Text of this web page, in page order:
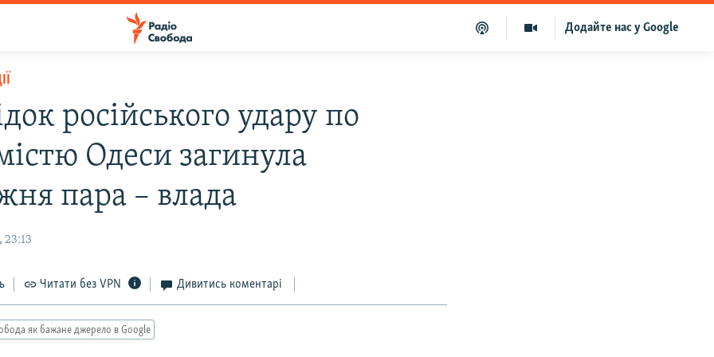
Додайте нас у Google
російського удару по
Одеси загинула
пара – влада
23:13
Читати без VPN Дивитись коментарі
як бажане джерело в Google